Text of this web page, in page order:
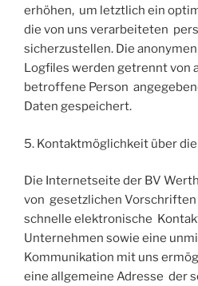
erhöhen, um letztlich ein
die von uns verarbeiteten
sicherzustellen. Die
Logfiles werden getrennt von
betroffene Person
Daten gespeichert.
5. Kontaktmöglichkeit über
Die Internetseite der BV
von gesetzlichen Vorschriften
schnelle elektronische
Unternehmen sowie eine
Kommunikation mit uns
eine allgemeine Adresse der